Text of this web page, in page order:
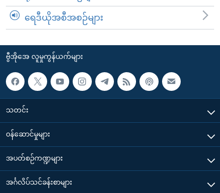
ရေဒီယိုအစီအစဉ်များ
ဗွီအိုအေ လူမှုကွန်ယက်များ
သတင်း
၀န်ဆောင်မှုများ
အပတ်စဉ်ကဏ္ဍများ
အင်္ဂလိပ်သင်ခန်းစာများ